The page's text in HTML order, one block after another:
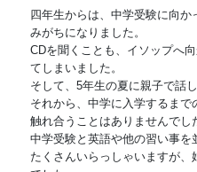
四年生からは、中学受験に向
みがちになりました。
CDを聞くことも、イソップへ
てしまいました。
そして、5年生の夏に親子で話
それから、中学に入学するまで
触れ合うことはありませんでし
中学受験と英語や他の習い事
たくさんいらっしゃいますが